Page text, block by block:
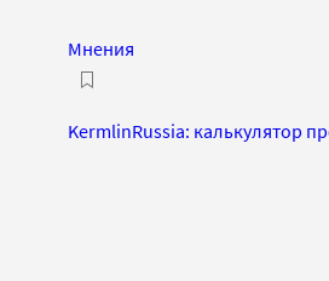
Мнения
KermlinRussia: калькулятор